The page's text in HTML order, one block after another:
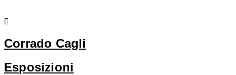
Corrado Cagli
Esposizioni